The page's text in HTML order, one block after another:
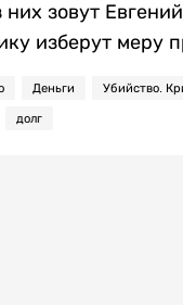
них зовут
изберут меру
Деньги Убийство.
долг